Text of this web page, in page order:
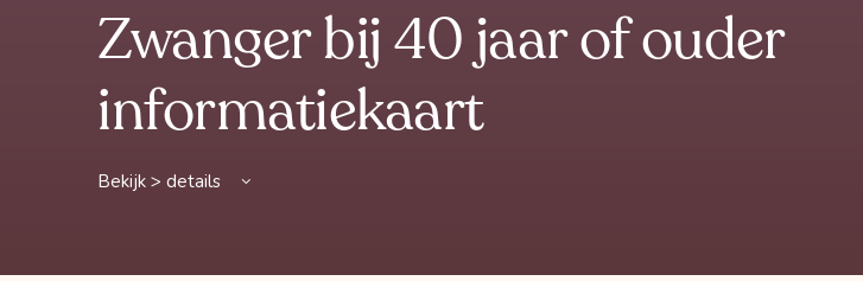
Zwanger bij 40 jaar of ouder
informatiekaart
Bekijk > details